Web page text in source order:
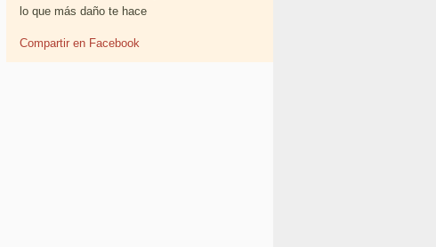
lo que más daño te hace
Compartir en Facebook